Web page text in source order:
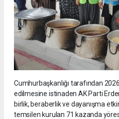
Cumhurbaşkanlığı tarafından 2026
edilmesine istinaden AK Parti
birlik, beraberlik ve dayanışma
temsilen kurulan 71 kazanda